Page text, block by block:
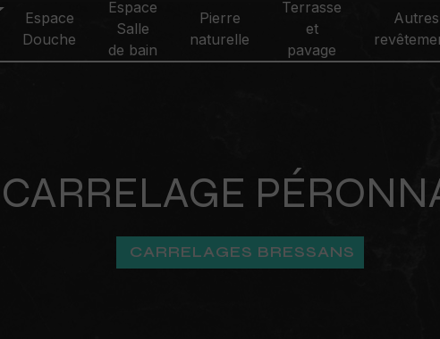
Espace
Douche
Espace
Salle
de bain
Pierre
naturelle
Terrasse
et
pavage
Autres
CARRELAGE
CARRELAGES BRESSANS